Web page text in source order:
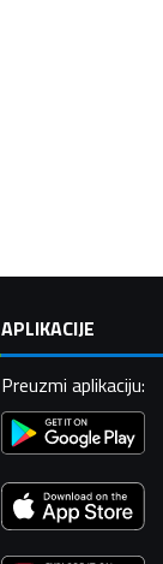
APLIKACIJE
Preuzmi aplikaciju: